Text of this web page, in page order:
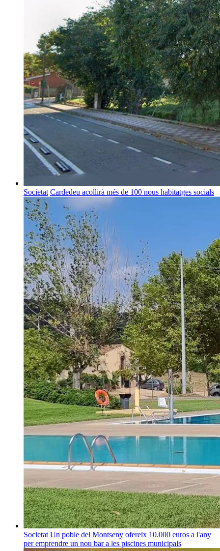
Societat Cardedeu acollirà més de 100 nous habitatges socials
Societat Un poble del Montseny ofereix 10.000 euros a l'any
per emprendre un nou bar a les piscines municipals